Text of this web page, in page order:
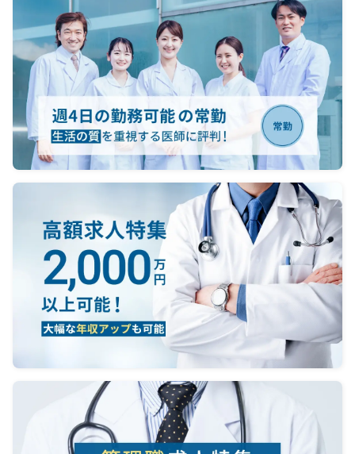
回、病棟管理当直1回
対応件数：救急当番日：15人程
度（ウォークイン・救急車合わせ
て）
病棟管理当直：ほぼなし
当直体制：医師5名、看護師、検
＜オンコール＞
電話の対応あり、出動はほぼ無
し
内視
約
年、
内視
台、フ
セ
あり
【夜間
＜当
勤務
救急
当直1
対応
度（
て）
当直
査技